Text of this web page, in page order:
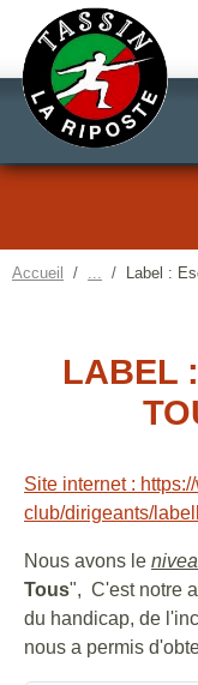
Accueil Label :
LABEL
Site internet :
club/dirigeants/
Nous avons le
Tous", C'est notre
du handicap, de
nous a permis
Panneau de gestion